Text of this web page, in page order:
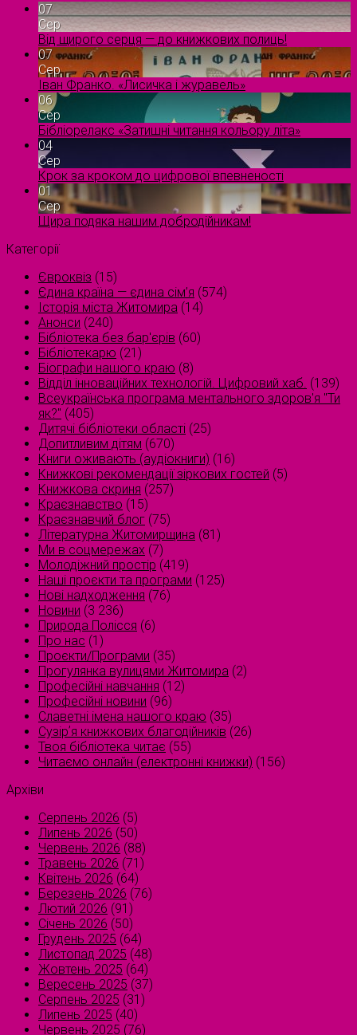
07
Сер
Від щирого серця — до книжкових полиць!
07
Сер
Іван Франко. «Лисичка і журавель»
06
Сер
Бібліорелакс «Затишні читання кольору літа»
04
Сер
Крок за кроком до цифрової впевненості
01
Сер
Щира подяка нашим добродійникам!
Категорії
Євроквіз (15)
Єдина країна — єдина сім’я (574)
Історія міста Житомира (14)
Анонси (240)
Бібліотека без бар'єрів (60)
Бібліотекарю (21)
Біографи нашого краю (8)
Відділ інноваційних технологій. Цифровий хаб. (139)
Всеукраїнська програма ментального здоров'я "Ти
як?" (405)
Дитячі бібліотеки області (25)
Допитливим дітям (670)
Книги оживають (аудіокниги) (16)
Книжкові рекомендації зіркових гостей (5)
Книжкова скриня (257)
Краєзнавство (15)
Краєзнавчий блог (75)
Літературна Житомирщина (81)
Ми в соцмережах (7)
Молодіжний простір (419)
Наші проєкти та програми (125)
Нові надходження (76)
Новини (3 236)
Природа Полісся (6)
Про нас (1)
Проєкти/Програми (35)
Прогулянка вулицями Житомира (2)
Професійні навчання (12)
Професійні новини (96)
Славетні імена нашого краю (35)
Сузірʼя книжкових благодійників (26)
Твоя бібліотека читає (55)
Читаємо онлайн (електронні книжки) (156)
Архіви
Серпень 2026 (5)
Липень 2026 (50)
Червень 2026 (88)
Травень 2026 (71)
Квітень 2026 (64)
Березень 2026 (76)
Лютий 2026 (91)
Січень 2026 (50)
Грудень 2025 (64)
Листопад 2025 (48)
Жовтень 2025 (64)
Вересень 2025 (37)
Серпень 2025 (31)
Липень 2025 (40)
Червень 2025 (76)